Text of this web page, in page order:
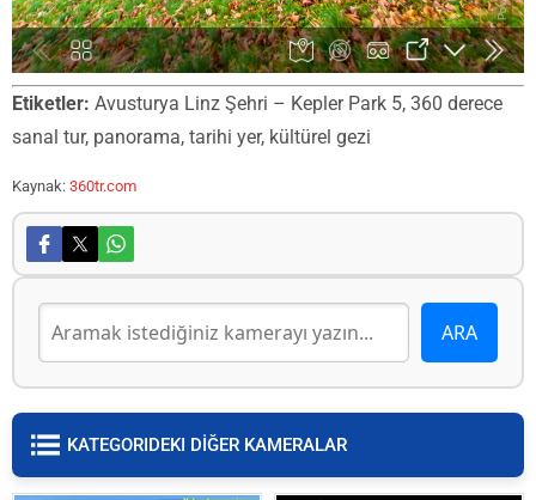
Etiketler: Avusturya Linz Şehri – Kepler Park 5, 360 derece
sanal tur, panorama, tarihi yer, kültürel gezi
Kaynak: 360tr.com
KATEGORIDEKI DİĞER KAMERALAR